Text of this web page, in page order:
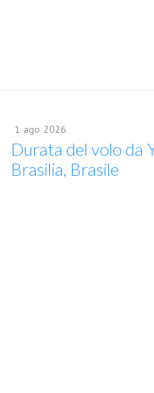
1 ago 2026
Durata del volo da
Brasilia, Brasile